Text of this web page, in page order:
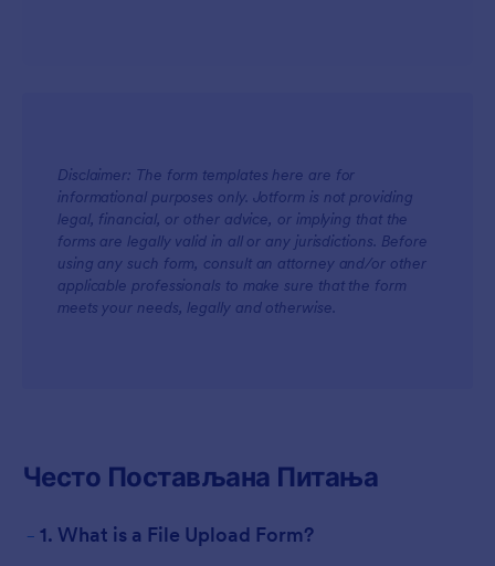
Client Onboarding:
Disclaimer: The form templates here are for
informational purposes only. Jotform is not providing
legal, financial, or other advice, or implying that the
forms are legally valid in all or any jurisdictions. Before
using any such form, consult an attorney and/or other
applicable professionals to make sure that the form
meets your needs, legally and otherwise.
Често Постављана Питања
- 1. What is a File Upload Form?